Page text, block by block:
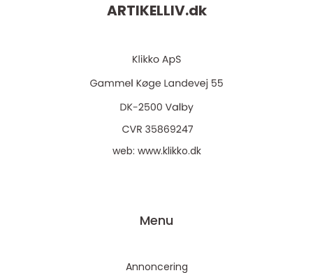
ARTIKELLIV.dk
web: www.klikko.dk
Menu
Annoncering